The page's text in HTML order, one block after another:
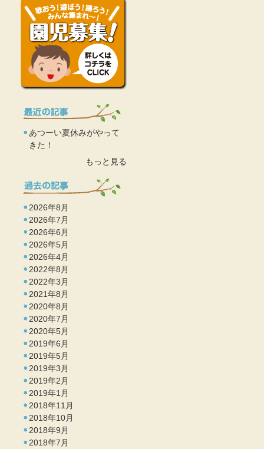
あつーい夏休みがやって
きた！
もっと見る
2026年8月
2026年7月
2026年6月
2026年5月
2026年4月
2022年8月
2022年3月
2021年8月
2020年8月
2020年7月
2020年5月
2019年6月
2019年5月
2019年3月
2019年2月
2019年1月
2018年11月
2018年10月
2018年9月
2018年7月